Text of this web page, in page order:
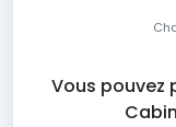
Vous pouvez